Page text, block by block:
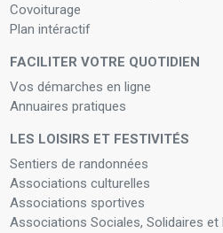
Covoiturage
Plan intéractif
FACILITER VOTRE QUOTIDIEN
Vos démarches en ligne
Annuaires pratiques
LES LOISIRS ET FESTIVITÉS
Sentiers de randonnées
Associations culturelles
Associations sportives
Associations Sociales, Solidaires et